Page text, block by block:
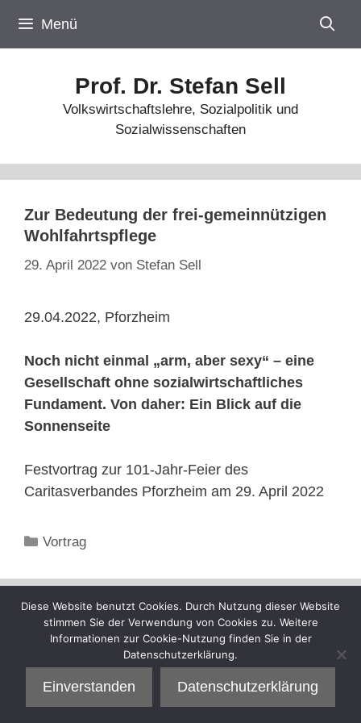
Inhalt
springen
Menü
Prof. Dr. Stefan Sell
Volkswirtschaftslehre, Sozialpolitik und
Sozialwissenschaften
Zur Bedeutung der frei-gemeinnützigen
Wohlfahrtspflege
29. April 2022 von Stefan Sell
29.04.2022, Pforzheim
Noch nicht einmal „arm, aber sexy“ – eine
Gesellschaft ohne sozialwirtschaftliches
Fundament. Von daher: Ein Blick auf die
Sonnenseite
Festvortrag zur 101-Jahr-Feier des
Caritasverbandes Pforzheim am 29. April 2022
Kategorien
Vortrag
Diese Website benutzt Cookies. Durch Nutzung dieser Website
stimmen Sie der Verwendung von Cookies zu. Weitere
Informationen zur Cookie-Nutzung finden Sie in der
Datenschutzerklärung.
Einverstanden Datenschutzerklärung